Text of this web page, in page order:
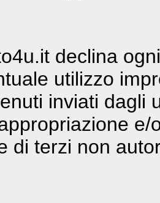
declina
utilizzo
inviati dagli
di terzi non